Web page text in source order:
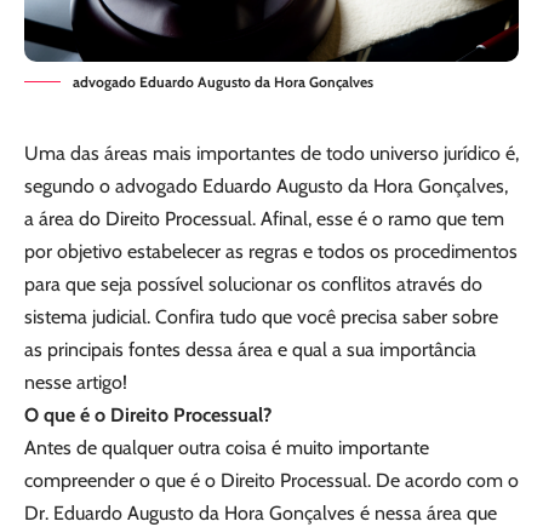
advogado Eduardo Augusto da Hora Gonçalves
Uma das áreas mais importantes de todo universo jurídico é,
segundo o advogado Eduardo Augusto da Hora Gonçalves,
a área do Direito Processual. Afinal, esse é o ramo que tem
por objetivo estabelecer as regras e todos os procedimentos
para que seja possível solucionar os conflitos através do
sistema judicial. Confira tudo que você precisa saber sobre
as principais fontes dessa área e qual a sua importância
nesse artigo!
O que é o Direito Processual?
Antes de qualquer outra coisa é muito importante
compreender o que é o Direito Processual. De acordo com o
Dr. Eduardo Augusto da Hora Gonçalves é nessa área que